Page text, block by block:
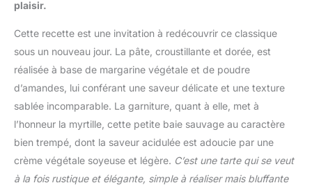
plaisir.
Cette recette est une invitation à redécouvrir ce classique
sous un nouveau jour. La pâte, croustillante et dorée, est
réalisée à base de margarine végétale et de poudre
d’amandes, lui conférant une saveur délicate et une texture
sablée incomparable. La garniture, quant à elle, met à
l’honneur la myrtille, cette petite baie sauvage au caractère
bien trempé, dont la saveur acidulée est adoucie par une
crème végétale soyeuse et légère. C’est une tarte qui se veut
à la fois rustique et élégante, simple à réaliser mais bluffante